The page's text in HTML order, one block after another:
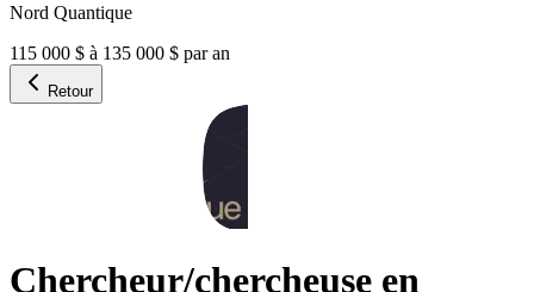
Nord Quantique
115 000 $ à 135 000 $ par an
Retour
Chercheur/chercheuse en